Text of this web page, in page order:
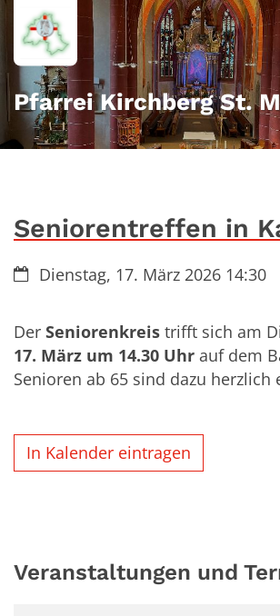
Zum Inhalt springen
Pfarrei Kirchberg St.
Seniorentreffen in
Datum:Dienstag, 17. März 2026 14:30
Der Seniorenkreis trifft sich am
17. März um 14.30 Uhr auf dem
Senioren ab 65 sind dazu herzlich
In Kalender eintragen
Veranstaltungen und